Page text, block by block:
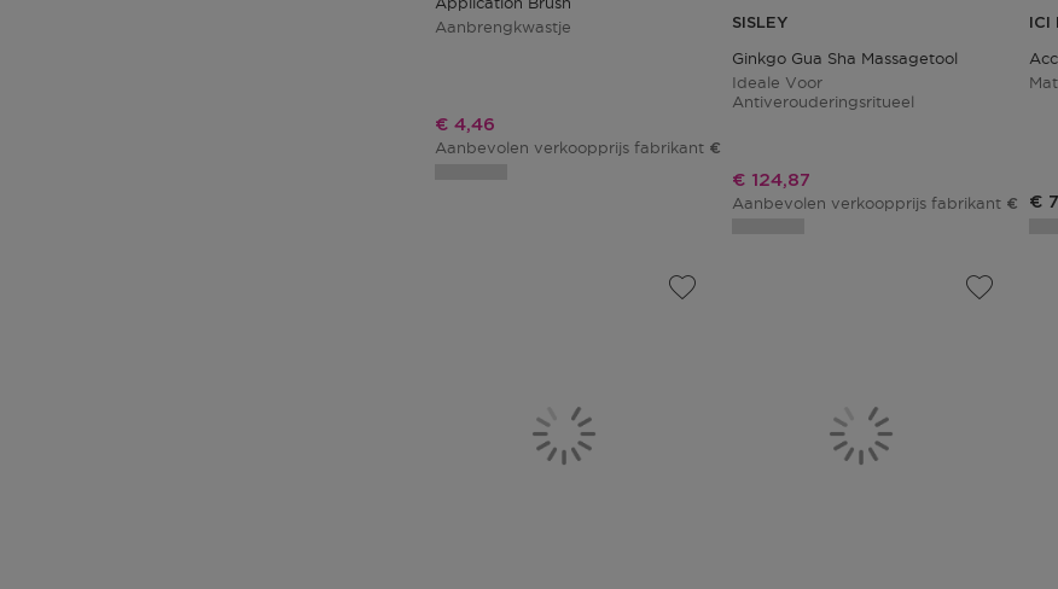
Aanbrengkwastje
Kortingsprijs
€ 4,46
Aanbevolen verkoopprijs fabrikant € 5,95
SISLEY
Ginkgo Gua Sha Massagetool
Ideale Voor
Antiverouderingsritueel
Kortingsprijs
€ 124,87
Aanbevolen verkoopprijs fabrikant €
ICI
€